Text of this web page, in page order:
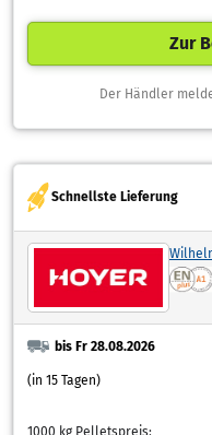
Zur
Der Händler
Schnellste Lieferung
bis Fr 28.08.2026
(in 15 Tagen)
1000 kg Pelletspreis: